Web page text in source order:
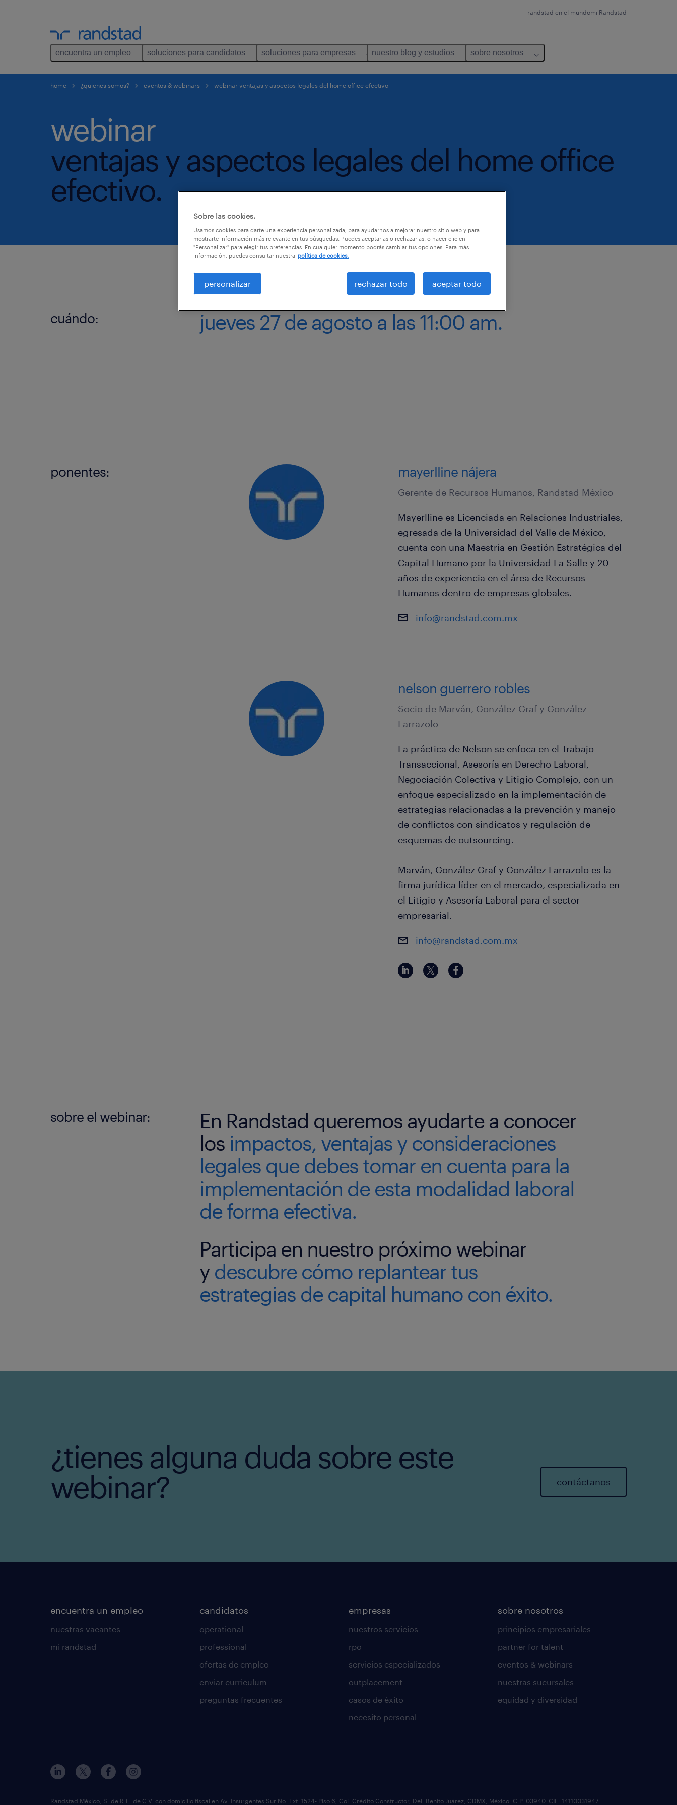
randstad en el mundomi Randstad
encuentra un empleo soluciones para candidatos soluciones para empresas nuestro blog y estudios sobre nosotros
home ¿quienes somos? eventos & webinars webinar ventajas y aspectos legales del home office efectivo
webinar
ventajas y aspectos legales del home office
efectivo.
cuándo: jueves 27 de agosto a las 11:00 am.
ponentes: mayerlline nájera
Gerente de Recursos Humanos, Randstad México
Mayerlline es Licenciada en Relaciones Industriales,
egresada de la Universidad del Valle de México,
cuenta con una Maestría en Gestión Estratégica del
Capital Humano por la Universidad La Salle y 20
años de experiencia en el área de Recursos
Humanos dentro de empresas globales.
info@randstad.com.mx
nelson guerrero robles
Socio de Marván, González Graf y González
Larrazolo
La práctica de Nelson se enfoca en el Trabajo
Transaccional, Asesoría en Derecho Laboral,
Negociación Colectiva y Litigio Complejo, con un
enfoque especializado en la implementación de
estrategias relacionadas a la prevención y manejo
de conflictos con sindicatos y regulación de
esquemas de outsourcing.
Marván, González Graf y González Larrazolo es la
firma jurídica líder en el mercado, especializada en
el Litigio y Asesoría Laboral para el sector
empresarial.
info@randstad.com.mx
sobre el webinar:
En Randstad queremos ayudarte a conocer
los impactos, ventajas y consideraciones
legales que debes tomar en cuenta para la
implementación de esta modalidad laboral
de forma efectiva.
Participa en nuestro próximo webinar
y descubre cómo replantear tus
estrategias de capital humano con éxito.
¿tienes alguna duda sobre este
webinar?
contáctanos
encuentra un empleo
nuestras vacantes
mi randstad
candidatos
operational
professional
ofertas de empleo
enviar curriculum
preguntas frecuentes
empresas
nuestros servicios
rpo
servicios especializados
outplacement
casos de éxito
necesito personal
sobre nosotros
principios empresariales
partner for talent
eventos & webinars
nuestras sucursales
equidad y diversidad
Randstad México, S. de R.L. de C.V. con domicilio fiscal en Av. Insurgentes Sur No. Ext. 1524- Piso 6, Col. Crédito Constructor, Del. Benito Juárez, CDMX, México. C.P. 03940. CIF: 14110031947
Sobre las cookies.
Usamos cookies para darte una experiencia personalizada, para ayudarnos a mejorar nuestro sitio web y para
mostrarte información más relevante en tus búsquedas. Puedes aceptarlas o rechazarlas, o hacer clic en
"Personalizar" para elegir tus preferencias. En cualquier momento podrás cambiar tus opciones. Para más
información, puedes consultar nuestra política de cookies.
personalizar rechazar todo aceptar todo